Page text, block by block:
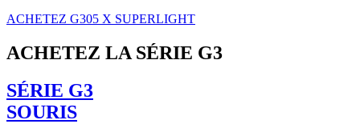
ACHETEZ G305 X SUPERLIGHT
ACHETEZ LA SÉRIE G3
SÉRIE G3
SOURIS